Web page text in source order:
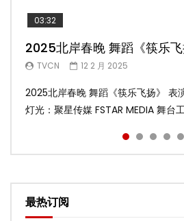
03:32
2025北岸春晚 舞蹈《筷乐飞
TVCN 12 2 月 2025
2025北岸春晚 舞蹈《筷乐飞扬》 表
灯光：聚星传媒 FSTAR MEDIA 舞台
02:58
2025北岸春晚 舞蹈《乌兰巴
TVCN 12 2 月 2025
2025北岸春晚 舞蹈《乌兰巴托的夜
美灯光：聚星传媒 FSTAR MEDIA 舞
04:19
2025北岸春晚 古典舞《雨
TVCN 12 2 月 2025
2025北岸春晚 古典舞《雨后》 表演
光：聚星传媒 FSTAR MEDIA 舞台工
05:13
2025北岸春晚 傣族舞蹈《水
TVCN 12 2 月 2025
2025北岸春晚 傣族舞蹈《水的女儿
舞美灯光：聚星传媒 FSTAR MEDIA
03:45
2025北岸春晚 舞蹈《十八焕
TVCN 9 2 月 2025
2025北岸春晚 舞蹈《十八焕蝶》 表
灯光：聚星传媒 FSTAR MEDIA 舞台
最热订阅